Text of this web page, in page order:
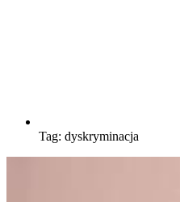
Tag: dyskryminacja